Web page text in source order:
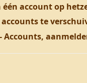
account op
te
Accounts,